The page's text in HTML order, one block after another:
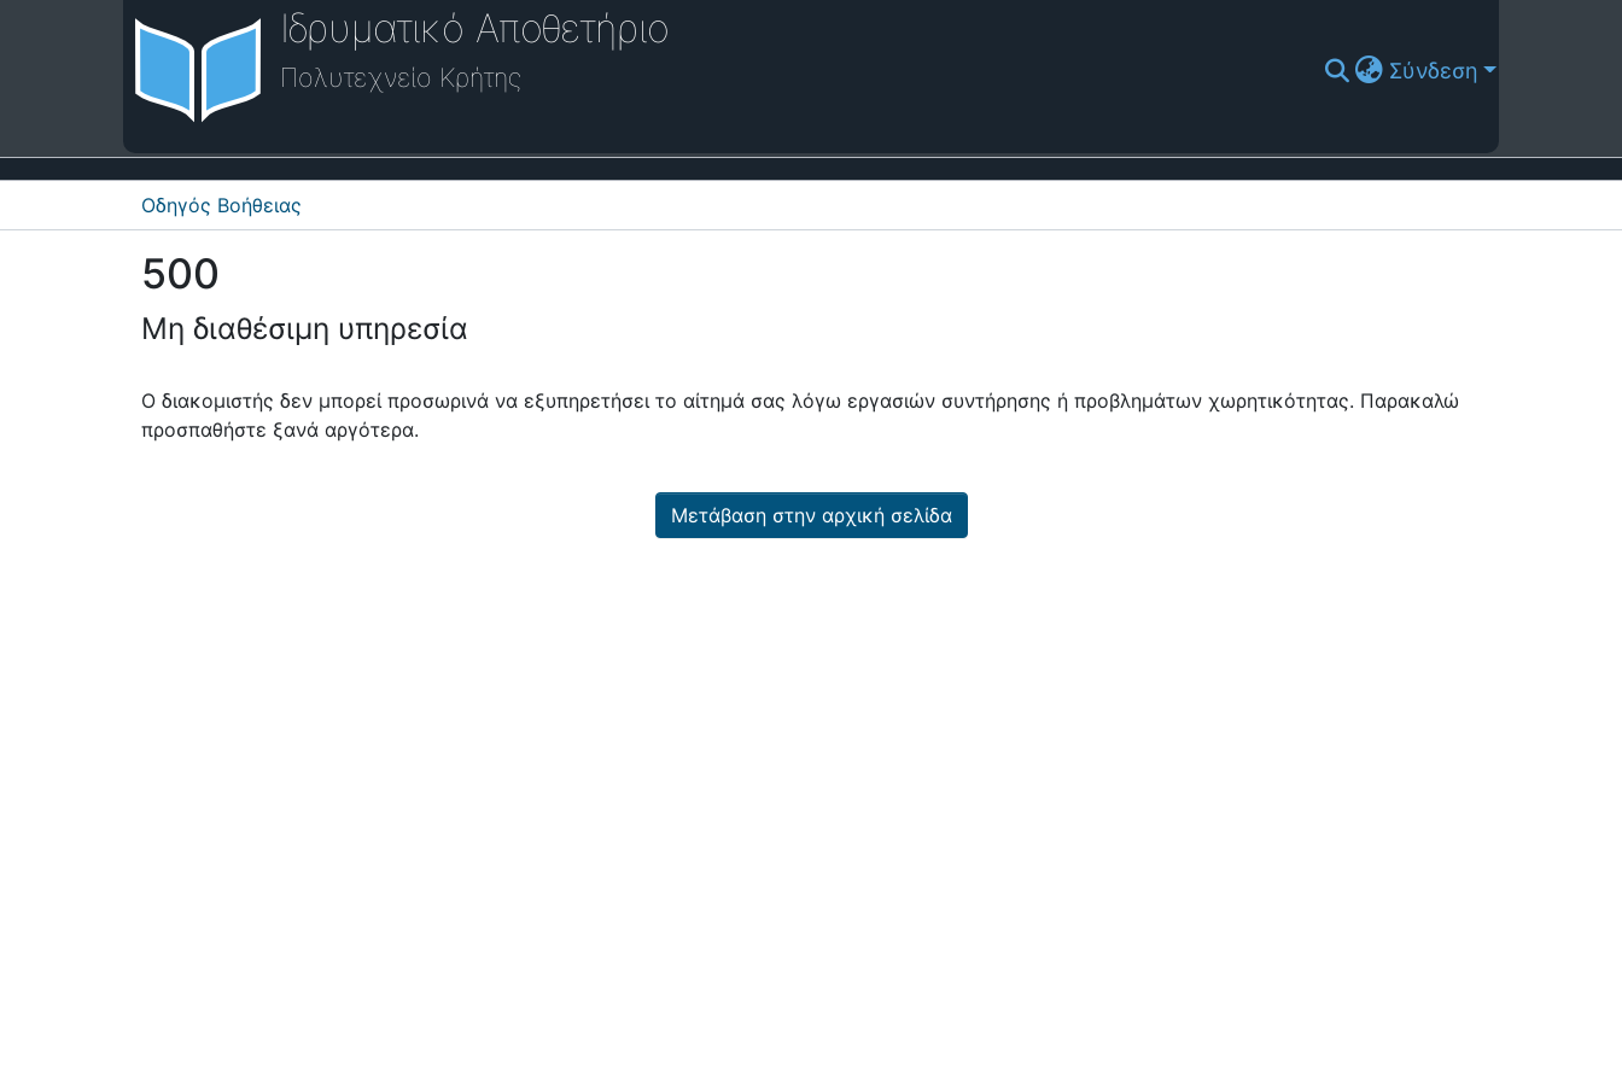
Ιδρυματικό Αποθετήριο
Πολυτεχνείο Κρήτης Σύνδεση
Οδηγός Βοήθειας
500
Μη διαθέσιμη υπηρεσία
Ο διακομιστής δεν μπορεί προσωρινά να εξυπηρετήσει το αίτημά σας λόγω εργασιών συντήρησης ή προβλημάτων χωρητικότητας. Παρακαλώ
προσπαθήστε ξανά αργότερα.
Μετάβαση στην αρχική σελίδα